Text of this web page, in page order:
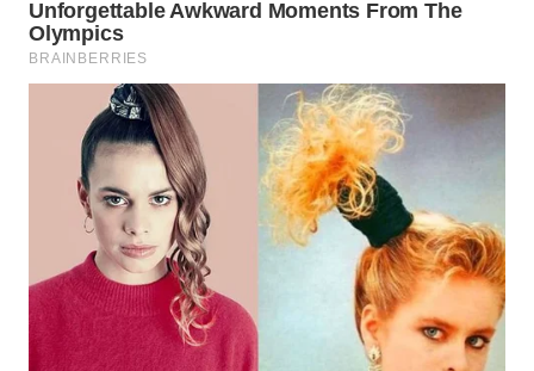
DANAU
TOBA
WN
LANGKAT
WN
TAPANULI
SELATAN